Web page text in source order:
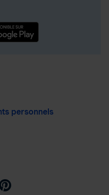
personnels